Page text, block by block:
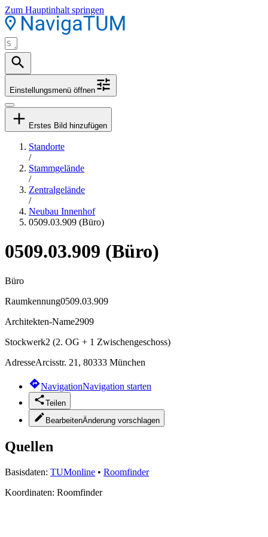
Zum Hauptinhalt springen
Einstellungsmenü öffnen
Erstes Bild hinzufügen
Standorte
/
Stammgelände
/
Zentralgelände
/
Neubau Innenhof
0509.03.909 (Büro)
0509.03.909 (Büro)
Büro
Raumkennung0509.03.909
Architekten-Name2909
Stockwerk2 (2. OG + 1 Zwischengeschoss)
AdresseArcisstr. 21, 80333 München
NavigationNavigation starten
Teilen
BearbeitenÄnderung vorschlagen
Quellen
Basisdaten: TUMonline • Roomfinder
Koordinaten: Roomfinder